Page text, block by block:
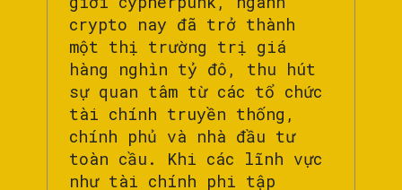
crypto nay đã trở thành
một thị trường trị giá
hàng nghìn tỷ đô, thu hút
sự quan tâm từ các tổ chức
tài chính truyền thống,
chính phủ và nhà đầu tư
toàn cầu. Khi các lĩnh vực
như tài chính phi tập